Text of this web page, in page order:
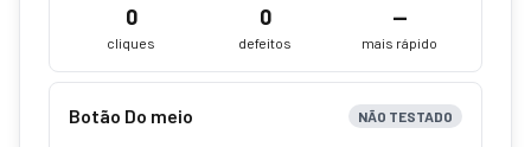
0
cliques
0
defeitos
—
mais rápido
Botão Do meio NÃO TESTADO